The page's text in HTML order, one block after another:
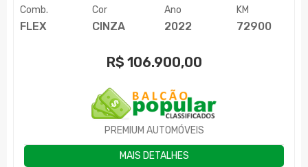
Comb.
FLEX
Cor
CINZA
Ano
2022
KM
72900
R$ 106.900,00
PREMIUM AUTOMÓVEIS
MAIS DETALHES